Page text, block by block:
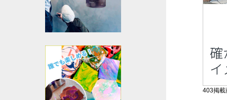
403掲載